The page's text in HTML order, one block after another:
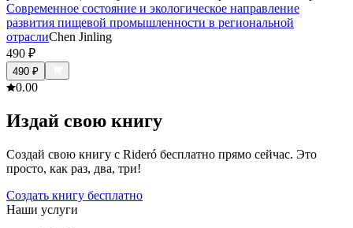
Современное состояние и экологическое направление
развития пищевой промышленности в региональной
отраслиСhen Jinling
490 ₽
490 ₽
0.00
Издай свою книгу
Создай свою книгу с Rideró бесплатно прямо сейчас. Это
просто, как раз, два, три!
Создать книгу бесплатно
Наши услуги